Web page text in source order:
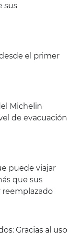
sus
el primer
Michelin
de evacuación
puede viajar
que sus
Gracias al uso